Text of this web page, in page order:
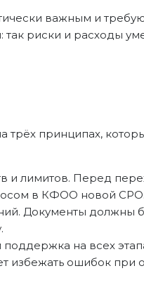
важным и
риски и расходы
трёх принципах,
и лимитов. Перед
в КФОО новой СРО.
Документы должны
на всех
избежать ошибок при